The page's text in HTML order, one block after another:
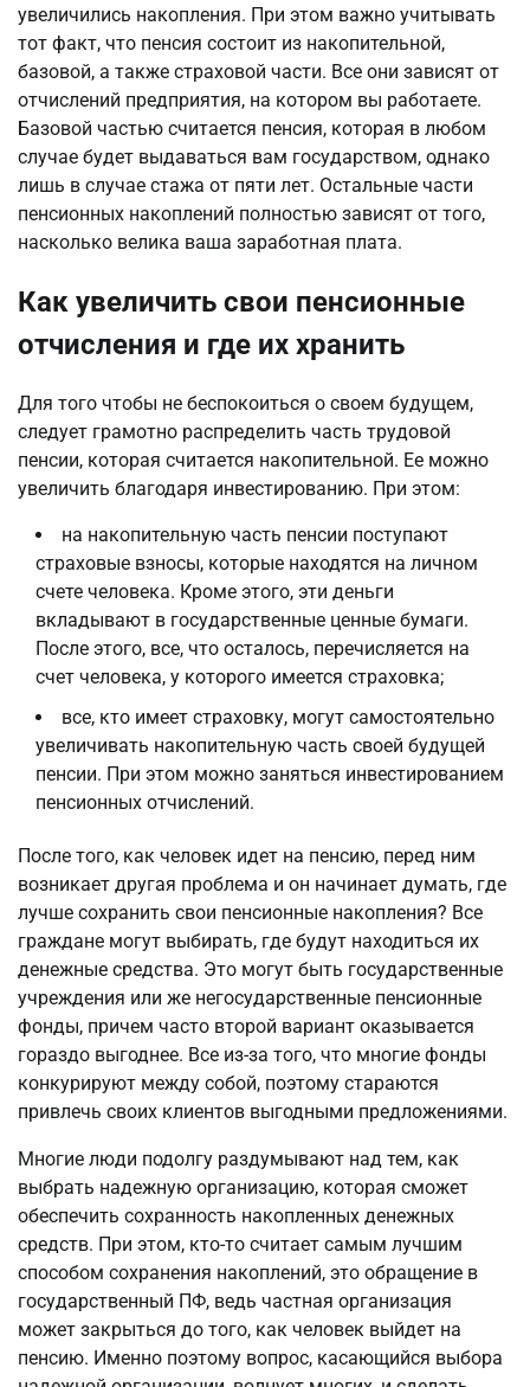
увеличились накопления. При этом важно учитывать
тот факт, что пенсия состоит из накопительной,
базовой, а также страховой части. Все они зависят от
отчислений предприятия, на котором вы работаете.
Базовой частью считается пенсия, которая в любом
случае будет выдаваться вам государством, однако
лишь в случае стажа от пяти лет. Остальные части
пенсионных накоплений полностью зависят от того,
насколько велика ваша заработная плата.
Как увеличить свои пенсионные
отчисления и где их хранить
Для того чтобы не беспокоиться о своем будущем,
следует грамотно распределить часть трудовой
пенсии, которая считается накопительной. Ее можно
увеличить благодаря инвестированию. При этом:
на накопительную часть пенсии поступают
страховые взносы, которые находятся на личном
счете человека. Кроме этого, эти деньги
вкладывают в государственные ценные бумаги.
После этого, все, что осталось, перечисляется на
счет человека, у которого имеется страховка;
все, кто имеет страховку, могут самостоятельно
увеличивать накопительную часть своей будущей
пенсии. При этом можно заняться инвестированием
пенсионных отчислений.
После того, как человек идет на пенсию, перед ним
возникает другая проблема и он начинает думать, где
лучше сохранить свои пенсионные накопления? Все
граждане могут выбирать, где будут находиться их
денежные средства. Это могут быть государственные
учреждения или же негосударственные пенсионные
фонды, причем часто второй вариант оказывается
гораздо выгоднее. Все из-за того, что многие фонды
конкурируют между собой, поэтому стараются
привлечь своих клиентов выгодными предложениями.
Многие люди подолгу раздумывают над тем, как
выбрать надежную организацию, которая сможет
обеспечить сохранность накопленных денежных
средств. При этом, кто-то считает самым лучшим
способом сохранения накоплений, это обращение в
государственный ПФ, ведь частная организация
может закрыться до того, как человек выйдет на
пенсию. Именно поэтому вопрос, касающийся выбора